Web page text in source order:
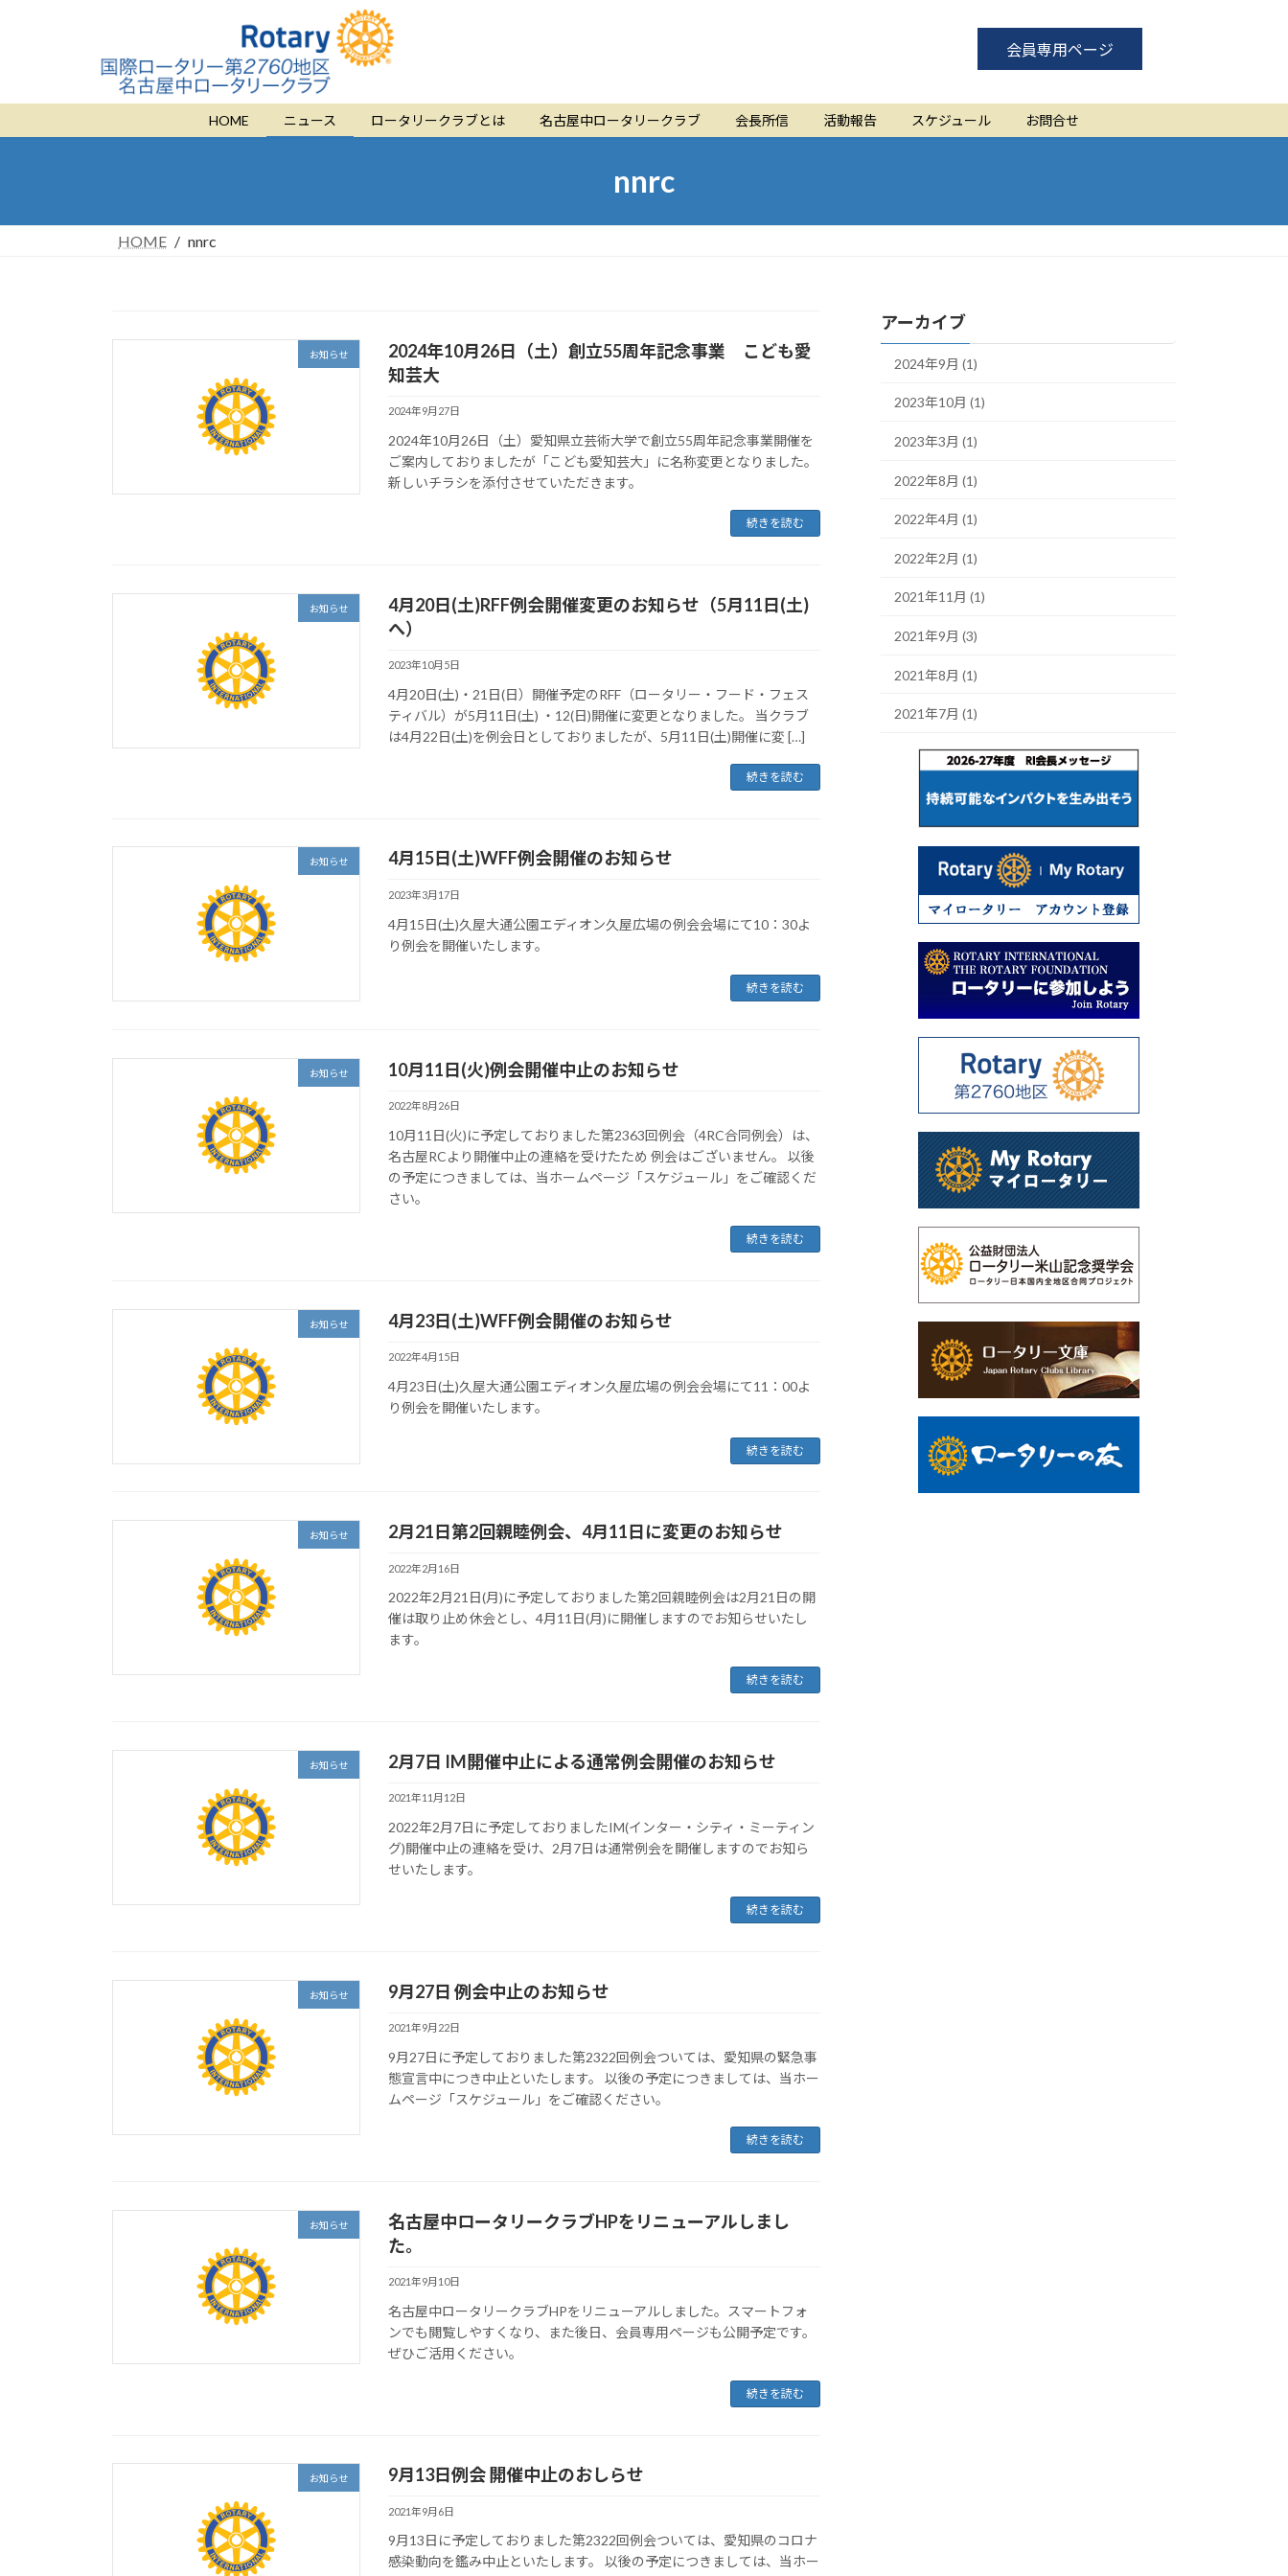
ツ
シ
会員専用ページ
HOME ニュース ロータリークラブとは 名古屋中ロータリークラブ 会長所信 活動報告 スケジュール お問合せ
nnrc
HOME nnrc
お知らせ
2024年10月26日（土）創立55周年記念事業 こども愛
知芸大
2024年9月27日
2024年10月26日（土）愛知県立芸術大学で創立55周年記念事業開催を
ご案内しておりましたが「こども愛知芸大」に名称変更となりました。
新しいチラシを添付させていただきます。
続きを読む
お知らせ
4月20日(土)RFF例会開催変更のお知らせ（5月11日(土)
へ）
2023年10月5日
4月20日(土)・21日(日）開催予定のRFF（ロータリー・フード・フェス
ティバル）が5月11日(土) ・12(日)開催に変更となりました。 当クラブ
は4月22日(土)を例会日としておりましたが、5月11日(土)開催に変 […]
続きを読む
お知らせ 4月15日(土)WFF例会開催のお知らせ
2023年3月17日
4月15日(土)久屋大通公園エディオン久屋広場の例会会場にて10：30よ
り例会を開催いたします。
続きを読む
お知らせ 10月11日(火)例会開催中止のお知らせ
2022年8月26日
10月11日(火)に予定しておりました第2363回例会（4RC合同例会）は、
名古屋RCより開催中止の連絡を受けたため 例会はございません。 以後
の予定につきましては、当ホームページ「スケジュール」をご確認くだ
さい。
続きを読む
お知らせ 4月23日(土)WFF例会開催のお知らせ
2022年4月15日
4月23日(土)久屋大通公園エディオン久屋広場の例会会場にて11：00よ
り例会を開催いたします。
続きを読む
お知らせ 2月21日第2回親睦例会、4月11日に変更のお知らせ
2022年2月16日
2022年2月21日(月)に予定しておりました第2回親睦例会は2月21日の開
催は取り止め休会とし、4月11日(月)に開催しますのでお知らせいたし
ます。
続きを読む
お知らせ 2月7日 IM開催中止による通常例会開催のお知らせ
2021年11月12日
2022年2月7日に予定しておりましたIM(インター・シティ・ミーティン
グ)開催中止の連絡を受け、2月7日は通常例会を開催しますのでお知ら
せいたします。
続きを読む
お知らせ 9月27日 例会中止のお知らせ
2021年9月22日
9月27日に予定しておりました第2322回例会ついては、愛知県の緊急事
態宣言中につき中止といたします。 以後の予定につきましては、当ホー
ムページ「スケジュール」をご確認ください。
続きを読む
お知らせ
名古屋中ロータリークラブHPをリニューアルしまし
た。
2021年9月10日
名古屋中ロータリークラブHPをリニューアルしました。スマートフォ
ンでも閲覧しやすくなり、また後日、会員専用ページも公開予定です。
ぜひご活用ください。
続きを読む
お知らせ 9月13日例会 開催中止のおしらせ
2021年9月6日
9月13日に予定しておりました第2322回例会ついては、愛知県のコロナ
感染動向を鑑み中止といたします。 以後の予定につきましては、当ホー
アーカイブ
2024年9月 (1)
2023年10月 (1)
2023年3月 (1)
2022年8月 (1)
2022年4月 (1)
2022年2月 (1)
2021年11月 (1)
2021年9月 (3)
2021年8月 (1)
2021年7月 (1)